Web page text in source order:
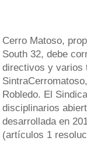
Cerro Matoso,
South 32, debe
directivos y varios
Robledo. El
disciplinarios
desarrollada en
(artículos 1